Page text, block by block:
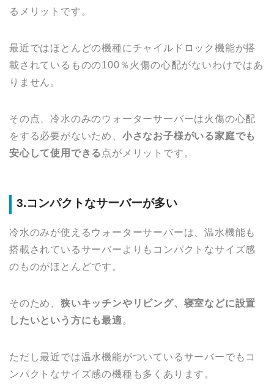
るメリットです。
最近ではほとんどの機種にチャイルドロック機能が搭
載されているものの100％火傷の心配がないわけではあ
りません。
その点、冷水のみのウォーターサーバーは火傷の心配
をする必要がないため、 小さなお子様がいる家庭でも
安心して使用できる 点がメリットです。
3.コンパクトなサーバーが多い
冷水のみが使えるウォーターサーバーは、温水機能も
搭載されているサーバーよりもコンパクトなサイズ感
のものがほとんどです。
そのため、 狭いキッチンやリビング、寝室などに設置
したいという方にも最適 。
ただし最近では温水機能がついているサーバーでもコ
ンパクトなサイズ感の機種も多くあります。